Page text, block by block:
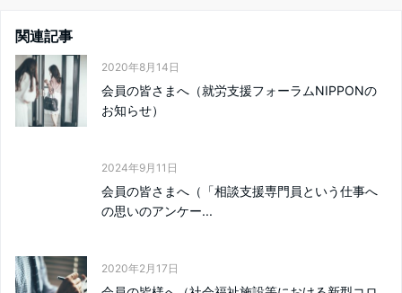
関連記事
2020年8月14日
会員の皆さまへ（就労支援フォーラムNIPPONの
お知らせ）
2024年9月11日
会員の皆さまへ（「相談支援専門員という仕事へ
の思いのアンケー...
2020年2月17日